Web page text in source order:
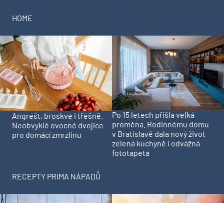
HOME
Angrešt, broskve i třešně.
Neobvyklé ovocné dvojice
pro domácí zmrzlinu
Po 15 letech přišla velká
proměna. Rodinnému domu
v Bratislavě dala nový život
zelená kuchyně i odvážná
fototapeta
RECEPTY PRIMA NÁPADŮ